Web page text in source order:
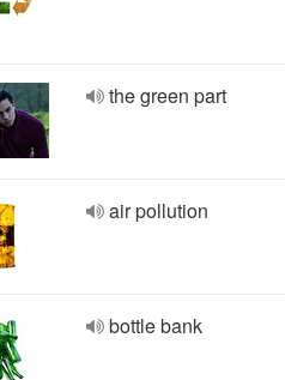
the green part
air pollution
bottle bank